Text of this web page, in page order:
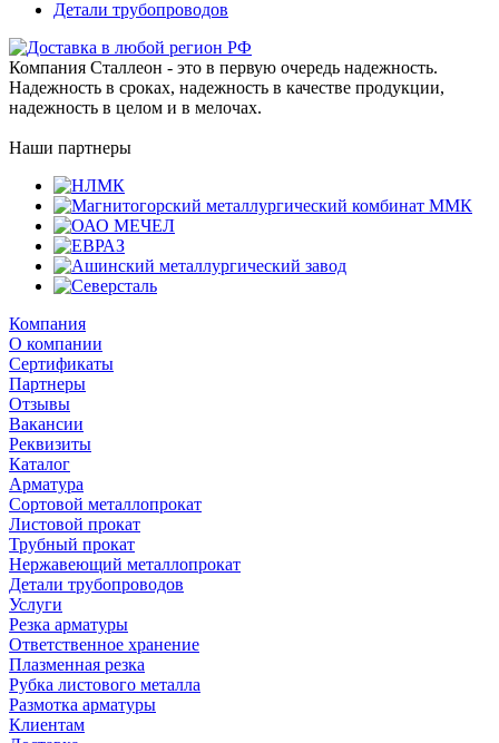
Детали трубопроводов
Компания Сталлеон - это в первую очередь надежность.
Надежность в сроках, надежность в качестве продукции,
надежность в целом и в мелочах.
Наши партнеры
Компания
О компании
Сертификаты
Партнеры
Отзывы
Вакансии
Реквизиты
Каталог
Арматура
Сортовой металлопрокат
Листовой прокат
Трубный прокат
Нержавеющий металлопрокат
Детали трубопроводов
Услуги
Резка арматуры
Ответственное хранение
Плазменная резка
Рубка листового металла
Размотка арматуры
Клиентам